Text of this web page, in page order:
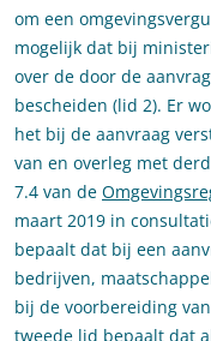
om een
mogelijk dat bij
over de door de
bescheiden (lid 2). Er
het bij de aanvraag
van en overleg met
7.4 van de
maart 2019 in
bepaalt dat bij een
bedrijven,
bij de voorbereiding
tweede lid bepaalt dat